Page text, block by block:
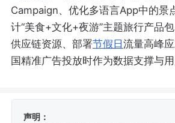
Campaign、优化多语言App中的景
计“美食+文化+夜游”主题旅行产品
供应链资源、部署节假日流量高峰
国精准广告投放时作为数据支撑与用
声明：